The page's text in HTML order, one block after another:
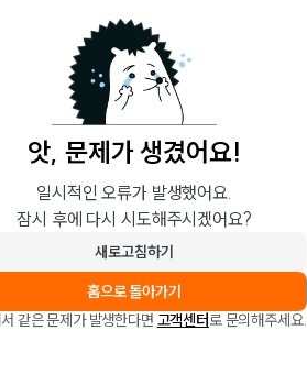
앗, 문제가 생겼어요!
일시적인 오류가 발생했어요.
잠시 후에 다시 시도해주시겠어요?
새로고침하기
홈으로 돌아가기
같은 문제가 발생한다면 고객센터로 문의해주세요.